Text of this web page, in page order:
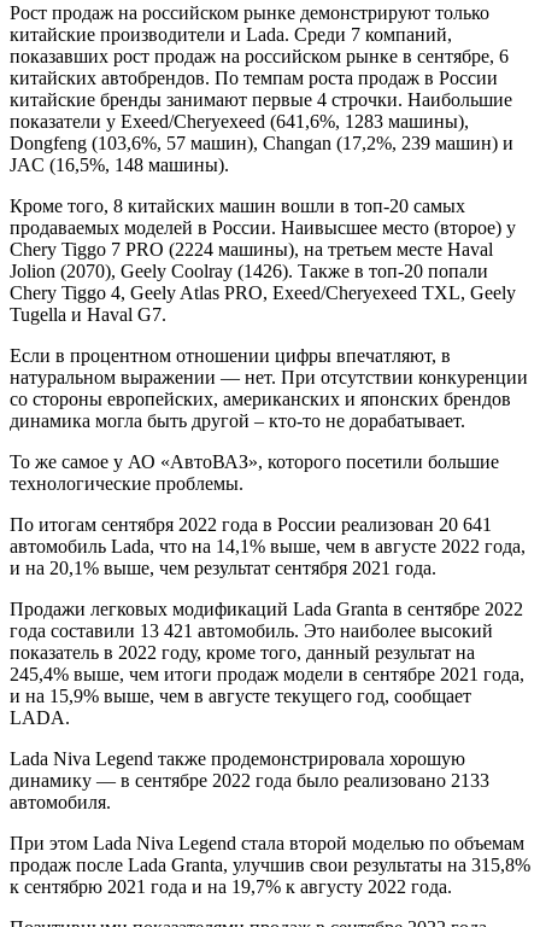
Рост продаж на российском рынке демонстрируют только
китайские производители и Lada. Среди 7 компаний,
показавших рост продаж на российском рынке в сентябре, 6
китайских автобрендов. По темпам роста продаж в России
китайские бренды занимают первые 4 строчки. Наибольшие
показатели у Exeed/Cheryexeed (641,6%, 1283 машины),
Dongfeng (103,6%, 57 машин), Changan (17,2%, 239 машин) и
JAC (16,5%, 148 машины).
Кроме того, 8 китайских машин вошли в топ-20 самых
продаваемых моделей в России. Наивысшее место (второе) у
Chery Tiggo 7 PRO (2224 машины), на третьем месте Haval
Jolion (2070), Geely Coolray (1426). Также в топ-20 попали
Chery Tiggo 4, Geely Atlas PRO, Exeed/Cheryexeed TXL, Geely
Tugella и Haval G7.
Если в процентном отношении цифры впечатляют, в
натуральном выражении — нет. При отсутствии конкуренции
со стороны европейских, американских и японских брендов
динамика могла быть другой – кто-то не дорабатывает.
То же самое у АО «АвтоВАЗ», которого посетили большие
технологические проблемы.
По итогам сентября 2022 года в России реализован 20 641
автомобиль Lada, что на 14,1% выше, чем в августе 2022 года,
и на 20,1% выше, чем результат сентября 2021 года.
Продажи легковых модификаций Lada Granta в сентябре 2022
года составили 13 421 автомобиль. Это наиболее высокий
показатель в 2022 году, кроме того, данный результат на
245,4% выше, чем итоги продаж модели в сентябре 2021 года,
и на 15,9% выше, чем в августе текущего год, сообщает
LADA.
Lada Niva Legend также продемонстрировала хорошую
динамику — в сентябре 2022 года было реализовано 2133
автомобиля.
При этом Lada Niva Legend стала второй моделью по объемам
продаж после Lada Granta, улучшив свои результаты на 315,8%
к сентябрю 2021 года и на 19,7% к августу 2022 года.